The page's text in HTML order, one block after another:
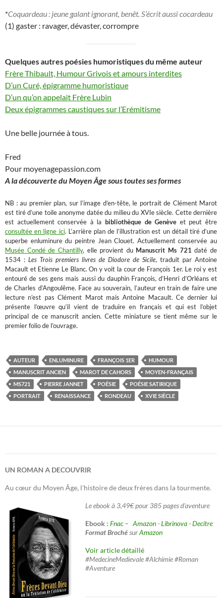
*Coquardeau : jeune galant ignorant, benêt. S’écrit aussi cocardeau
(1) gaster : ravager, dévaster, corrompre
Quelques autres poésies humoristiques du même auteur
Frère Thibault, Humour Grivois et amours interdites
D’un Curé, épigramme humoristique
D’un qu’on appelait Frère Lubin
Deux épigrammes caustiques sur l’Erémitisme
Une belle journée à tous.
Fred
Pour moyenagepassion.com
A la découverte du Moyen Âge sous toutes ses formes
NB : au premier plan, sur l’image d’en-tête, le portrait de Clément Marot
est tiré d’une toile anonyme datée du milieu du XVIe siècle. Cette dernière
est actuellement conservée à la bibliothèque de Genève et peut être
consultée en ligne ici. L’arrière plan de l’illustration est un détail tiré d’une
superbe enluminure du peintre Jean Clouet. Actuellement conservée au
Musée Condé de Chantilly, elle provient du Manuscrit Ms 721 daté de
1534 : Les Trois premiers livres de Diodore de Sicile, traduit par Antoine
Macault et Etienne Le Blanc. On y voit la cour de François 1er. Le roi y est
entouré de ses gens mais aussi du dauphin François, d’Henri d’Orléans et
de Charles d’Angoulême. Face au souverain, l’auteur en train de faire une
lecture n’est pas Clément Marot mais Antoine Macault. Ce dernier lui
présente l’œuvre qu’il vient de traduire en français et qui est l’objet
principal de ce manuscrit ancien. Cette miniature se tient même sur le
premier folio de l’ouvrage.
AUTEUR ENLUMINURE FRANÇOIS 1ER
HUMOUR
MANUSCRIT ANCIEN
MAROT DE CAHORS
MOYEN-FRANÇAIS
MS721
PIERRE JANNET POÉSIE
POÉSIE SATIRIQUE
PORTRAIT
RENAISSANCE RONDEAU XVIE SIÈCLE
UN ROMAN A DECOUVRIR
Au cœur du Moyen Âge, l'histoire de deux frères dans la tourmente.
Le ebook à 3,49€ pour 385 pages d'aventure
Ebook : Fnac – Amazon-Librinova-Decitre
Format BrochésurAmazon
Voir article détaillé
#MedecineMedievale #Alchimie #Roman
#Aventure